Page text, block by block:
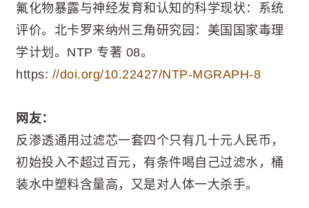
氟化物暴露与神经发育和认知的科学现状：系统
评价。北卡罗来纳州三角研究园：美国国家毒理
学计划。NTP 专著 08。
https: //doi.org/10.22427/NTP-MGRAPH-8
网友：
反渗透通用过滤芯一套四个只有几十元人民币，
初始投入不超过百元，有条件喝自己过滤水，桶
装水中塑料含量高，又是对人体一大杀手。